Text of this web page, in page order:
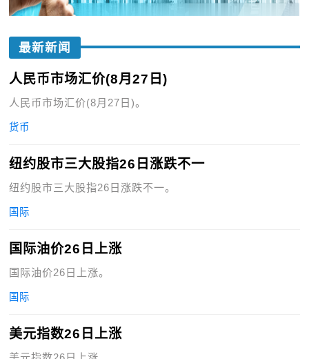
最新新闻
人民币市场汇价(8月27日)
人民币市场汇价(8月27日)。
货币
纽约股市三大股指26日涨跌不一
纽约股市三大股指26日涨跌不一。
国际
国际油价26日上涨
国际油价26日上涨。
国际
美元指数26日上涨